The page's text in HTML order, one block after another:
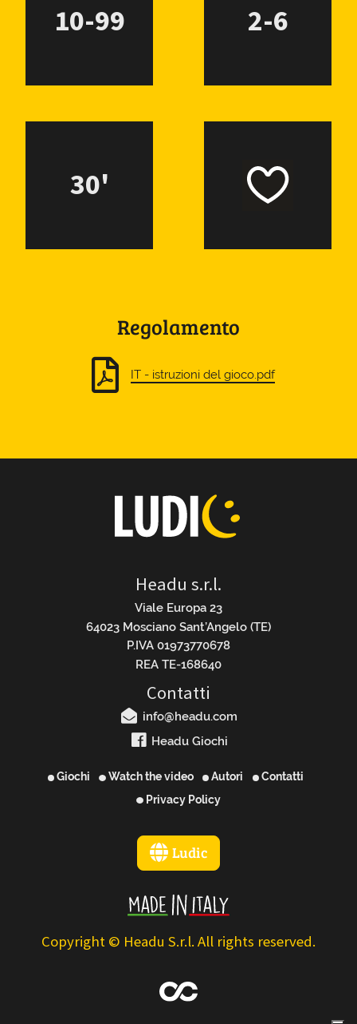
10-99 2-6
30'
Regolamento
IT - istruzioni del gioco.pdf
Headu s.r.l.
Viale Europa 23
64023 Mosciano Sant’Angelo (TE)
P.IVA 01973770678
REA TE-168640
Contatti
info@headu.com
Headu Giochi
Giochi Watch the video Autori
Contatti
Privacy Policy
Ludic
Copyright © Headu S.r.l. All rights reserved.